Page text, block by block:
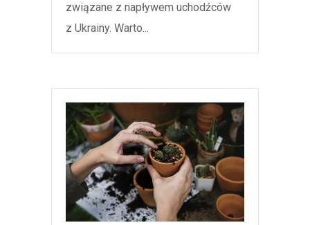
związane z napływem uchodźców
z Ukrainy. Warto...